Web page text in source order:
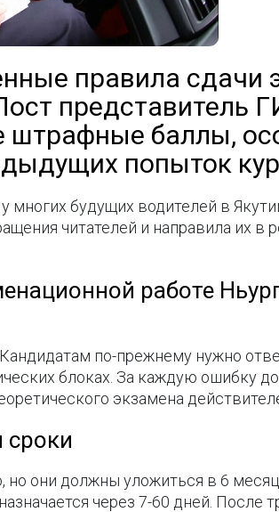
правила сдачи
представитель
баллы,
попыток
многих будущих водителей в
читателей и направила их в
работе
по-прежнему нужно
блоках. За каждую ошибку
экзамена
сроки
но они должны уложиться в 6
через 7-60 дней. После